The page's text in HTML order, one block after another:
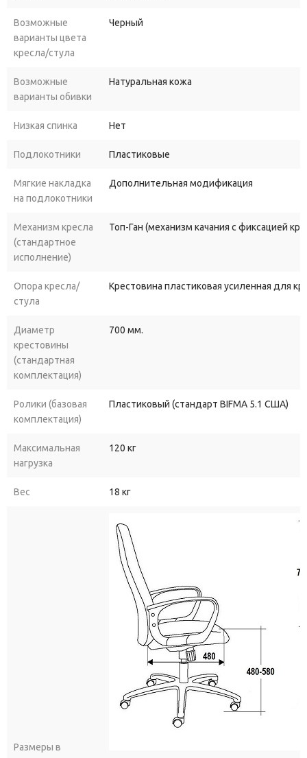
Возможные
варианты цвета
кресла/стула
Черный
Возможные
варианты обивки
Натуральная кожа
Низкая спинка Нет
Подлокотники Пластиковые
Мягкие накладка
на подлокотники
Дополнительная модификация
Механизм кресла
(стандартное
исполнение)
Топ-Ган (механизм качания с фиксацией
Опора кресла/
стула
Крестовина пластиковая усиленная для
Диаметр
крестовины
(стандартная
комплектация)
700 мм.
Ролики (базовая
комплектация)
Пластиковый (стандарт BIFMA 5.1 США)
Максимальная
нагрузка
120 кг
Вес 18 кг
Размеры в